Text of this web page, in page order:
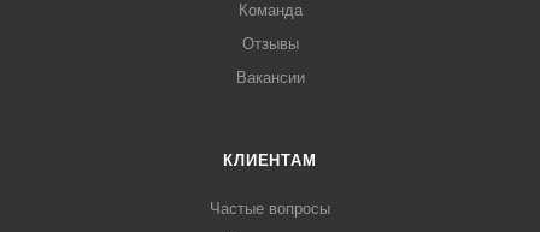
Команда
Отзывы
Вакансии
КЛИЕНТАМ
Частые вопросы